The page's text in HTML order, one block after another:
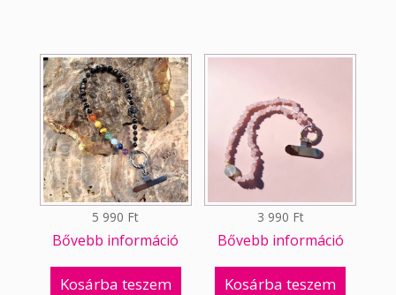
5 990 Ft
Bővebb információ
Kosárba teszem
3 990 Ft
Bővebb információ
Kosárba teszem